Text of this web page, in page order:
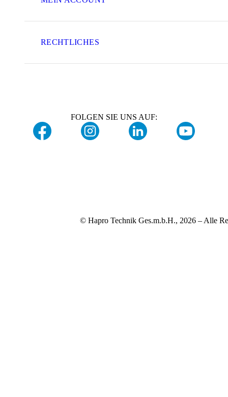
RECHTLICHES
FOLGEN SIE UNS AUF:
© Hapro Technik Ges.m.b.H., 2026 – Alle